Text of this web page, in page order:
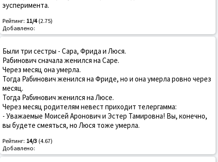
эусперимента.
Рейтинг: 11/4(2.75)
Добавлено:
Были три сестры - Сара, Фрида и Люся.
Рабинович сначала женился на Саре.
Через месяц она умерла.
Тогда Рабинович женился на Фриде, но и она умерла ровно через
месяц.
Тогда Рабинович женился на Люсе.
Через месяц родителям невест приходит телергамма:
- Уважаемые Моисей Аронович и Эстер Тамировна! Вы, конечно,
вы будете смеяться, но Люся тоже умерла.
Рейтинг: 14/3 (4.67)
Добавлено: